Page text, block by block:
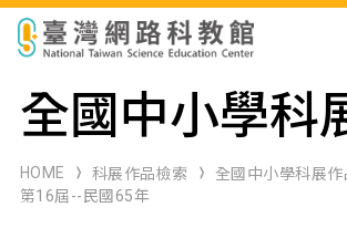
科展作品檢索
科學研習月刊
全國中小學科
HOME 科展作品檢索
全國中小學科展作
第16屆--民國65年